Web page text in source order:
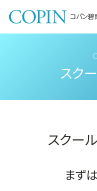
コパン碧
スク
スクー
まず